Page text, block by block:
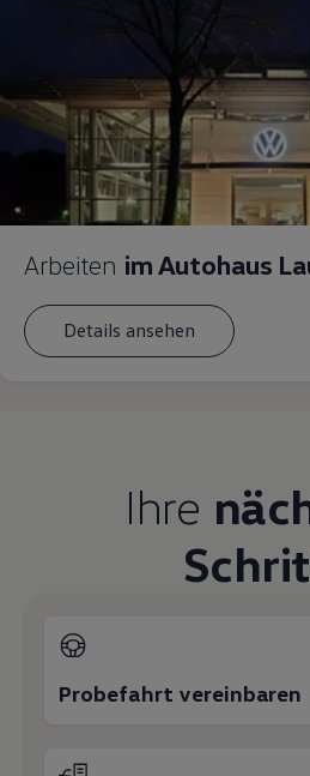
Arbeiten im Autohaus
Details ansehen
Ihre
Probefahrt vereinbaren